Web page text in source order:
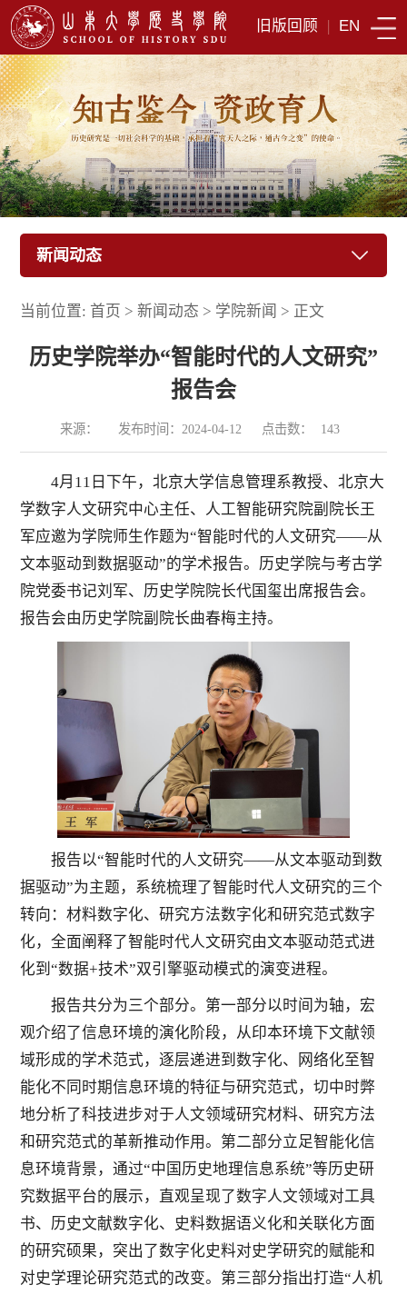
旧版回顾 | EN
新闻动态
当前位置: 首页 >新闻动态 > 学院新闻 > 正文
历史学院举办“智能时代的人文研究”
报告会
来源： 发布时间：2024-04-12 点击数： 143
4月11日下午，北京大学信息管理系教授、北京大
学数字人文研究中心主任、人工智能研究院副院长王
军应邀为学院师生作题为“智能时代的人文研究——从
文本驱动到数据驱动”的学术报告。历史学院与考古学
院党委书记刘军、历史学院院长代国玺出席报告会。
报告会由历史学院副院长曲春梅主持。
报告以“智能时代的人文研究——从文本驱动到数
据驱动”为主题，系统梳理了智能时代人文研究的三个
转向：材料数字化、研究方法数字化和研究范式数字
化，全面阐释了智能时代人文研究由文本驱动范式进
化到“数据+技术”双引擎驱动模式的演变进程。
报告共分为三个部分。第一部分以时间为轴，宏
观介绍了信息环境的演化阶段，从印本环境下文献领
域形成的学术范式，逐层递进到数字化、网络化至智
能化不同时期信息环境的特征与研究范式，切中时弊
地分析了科技进步对于人文领域研究材料、研究方法
和研究范式的革新推动作用。第二部分立足智能化信
息环境背景，通过“中国历史地理信息系统”等历史研
究数据平台的展示，直观呈现了数字人文领域对工具
书、历史文献数字化、史料数据语义化和关联化方面
的研究硕果，突出了数字化史料对史学研究的赋能和
对史学理论研究范式的改变。第三部分指出打造“人机